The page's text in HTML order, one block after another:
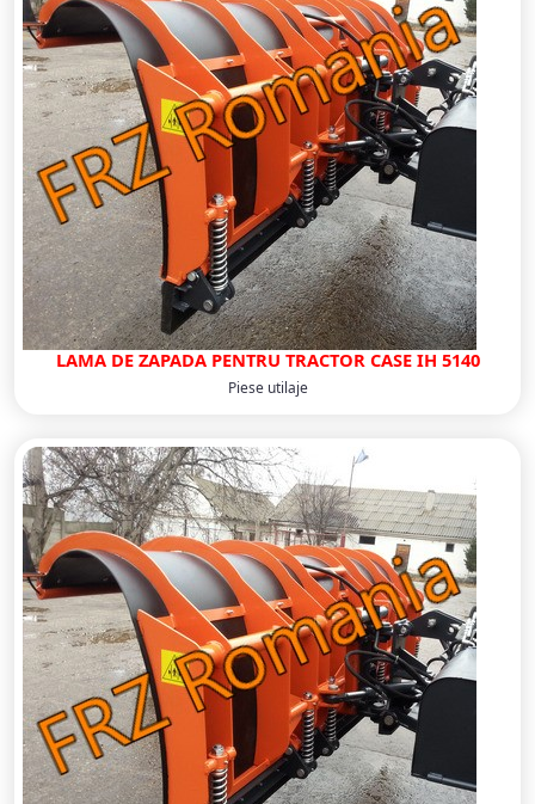
LAMA DE ZAPADA PENTRU TRACTOR CASE IH 5140
Piese utilaje